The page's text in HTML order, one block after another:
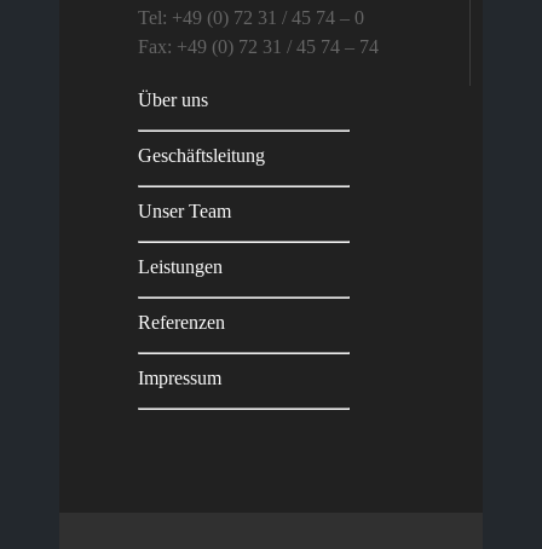
Tel: +49 (0) 72 31 / 45 74 – 0
Fax: +49 (0) 72 31 / 45 74 – 74
Über uns
Geschäftsleitung
Unser Team
Leistungen
Referenzen
Impressum